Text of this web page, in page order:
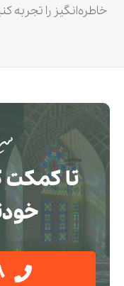
خاطره‌انگیز را تجربه
تا کمکت